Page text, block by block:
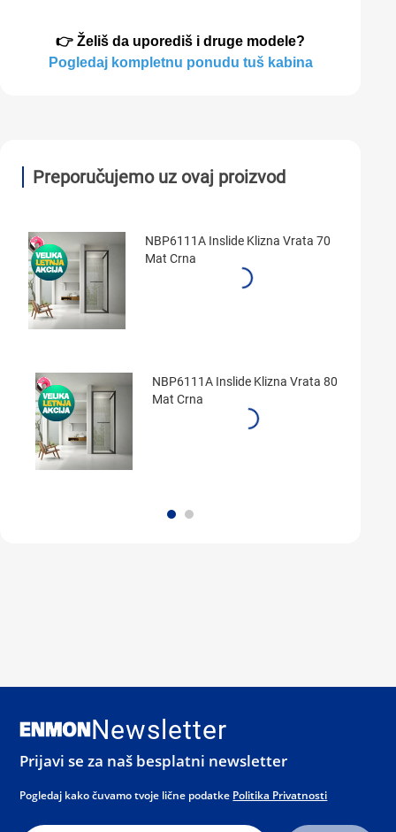
👉 Želiš da uporediš i druge modele?
Pogledaj kompletnu ponudu tuš kabina
Preporučujemo uz ovaj proizvod
NBP6111A Inslide Klizna Vrata 70
Mat Crna
NBP6111A Inslide Klizna Vrata 80
Mat Crna
Newsletter
Prijavi se za naš besplatni newsletter
Pogledaj kako čuvamo tvoje lične podatke Politika Privatnosti